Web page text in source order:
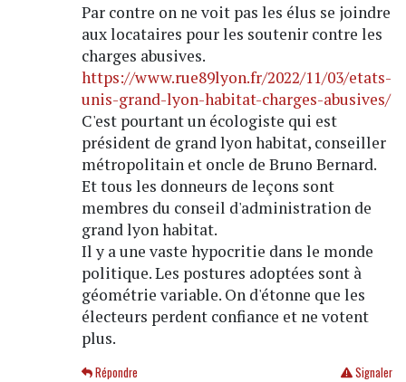
Par contre on ne voit pas les élus se joindre
aux locataires pour les soutenir contre les
charges abusives.
https://www.rue89lyon.fr/2022/11/03/etats-
unis-grand-lyon-habitat-charges-abusives/
C'est pourtant un écologiste qui est
président de grand lyon habitat, conseiller
métropolitain et oncle de Bruno Bernard.
Et tous les donneurs de leçons sont
membres du conseil d'administration de
grand lyon habitat.
Il y a une vaste hypocritie dans le monde
politique. Les postures adoptées sont à
géométrie variable. On d'étonne que les
électeurs perdent confiance et ne votent
plus.
Signaler
Répondre